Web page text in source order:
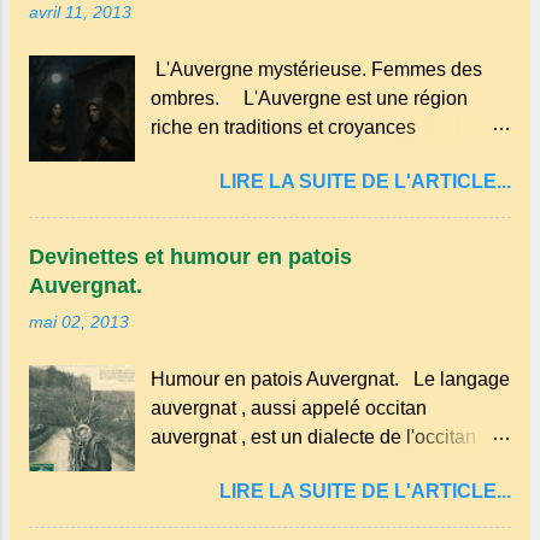
poulailler et la farine du grenier. Pas de
fioritures ...
de farine, 50g de sucre un verre de lait, 1
pincée de sel et 30 g de beurre.
Commencez par équeuter les cerises
passez les sous l'eau rapidement, puis
séchez-les sur un torchon.
avril 11, 2013
L'Auvergne mystérieuse. Femmes des
ombres. L'Auvergne est une région
riche en traditions et croyances
croyances qui ont marqué ses
campagnes : Superstitions : Le pain
convives tourne son pain à l’envers, les
aperçoit, il remet le pain sur le bon coté,
mais il doit payer autant de bouteilles de
vin qu’il y a de couteaux ou de fourchettes
d’Ambert). Les quatre chemins. Quand
deux chemins se rencontrent et se
LIRE LA SUITE DE L'ARTICLE...
Devinettes et humour en patois
Auvergnat.
mai 02, 2013
Humour en patois Auvergnat. Le langage
auvergnat , aussi appelé occitan
auvergnat , est un dialecte de l'occitan
certaines parties du Massif central . Il
appartient à la famille des langues
LIRE LA SUITE DE L'ARTICLE...